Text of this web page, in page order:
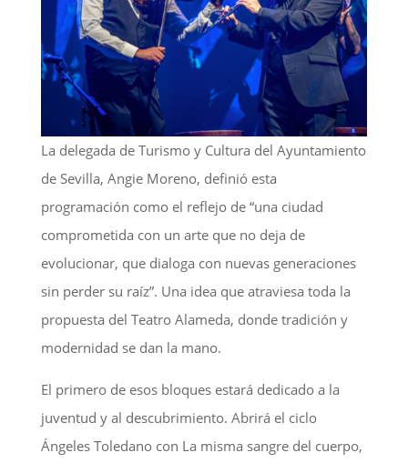
La delegada de Turismo y Cultura del Ayuntamiento
de Sevilla, Angie Moreno, definió esta
programación como el reflejo de “una ciudad
comprometida con un arte que no deja de
evolucionar, que dialoga con nuevas generaciones
sin perder su raíz”. Una idea que atraviesa toda la
propuesta del Teatro Alameda, donde tradición y
modernidad se dan la mano.
El primero de esos bloques estará dedicado a la
juventud y al descubrimiento. Abrirá el ciclo
Ángeles Toledano con La misma sangre del cuerpo,